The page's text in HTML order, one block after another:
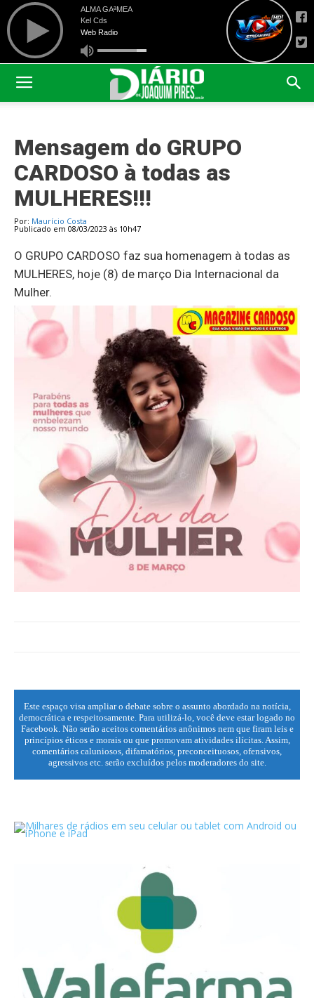
Mensagem do GRUPO
CARDOSO à todas as
MULHERES!!!
Por: Maurício Costa
Publicado em 08/03/2023 às 10h47
O GRUPO CARDOSO faz sua homenagem à todas as
MULHERES, hoje (8) de março Dia Internacional da
Mulher.
Este espaço visa ampliar o debate sobre o assunto abordado na notícia,
democrática e respeitosamente. Para utilizá-lo, você deve estar logado no
Facebook. Não serão aceitos comentários anônimos nem que firam leis e
princípios éticos e morais ou que promovam atividades ilícitas. Assim,
comentários caluniosos, difamatórios, preconceituosos, ofensivos,
agressivos etc. serão excluídos pelos moderadores do site.